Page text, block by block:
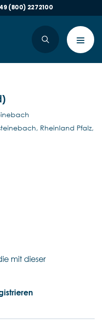
(800) 2272100
Rheinland Pfalz,
mit dieser